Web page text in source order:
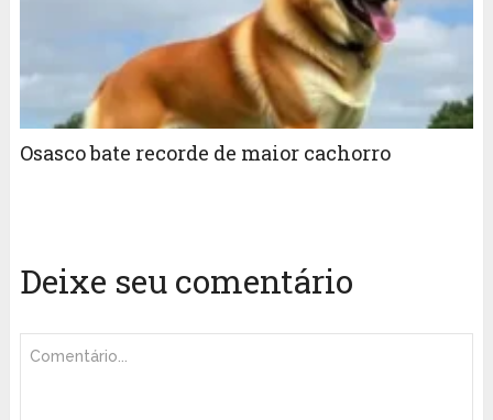
Osasco bate recorde de maior cachorro
Deixe seu comentário